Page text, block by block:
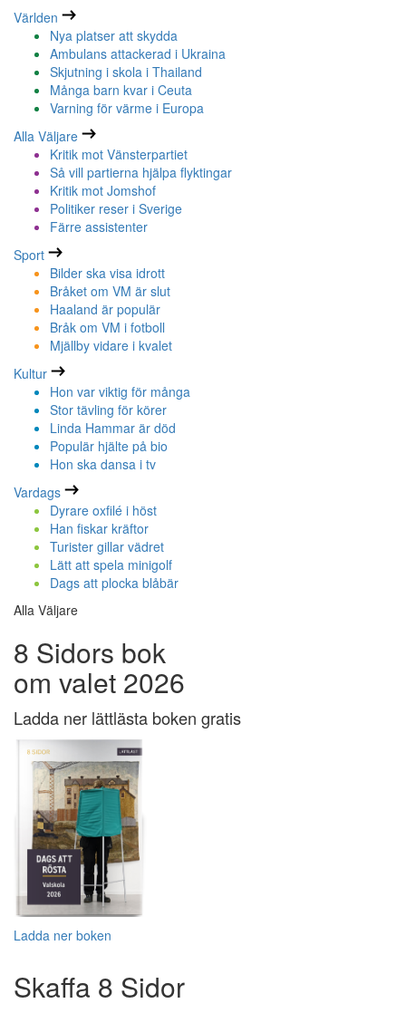
Världen
Nya platser att skydda
Ambulans attackerad i Ukraina
Skjutning i skola i Thailand
Många barn kvar i Ceuta
Varning för värme i Europa
Alla Väljare
Kritik mot Vänsterpartiet
Så vill partierna hjälpa flyktingar
Kritik mot Jomshof
Politiker reser i Sverige
Färre assistenter
Sport
Bilder ska visa idrott
Bråket om VM är slut
Haaland är populär
Bråk om VM i fotboll
Mjällby vidare i kvalet
Kultur
Hon var viktig för många
Stor tävling för körer
Linda Hammar är död
Populär hjälte på bio
Hon ska dansa i tv
Vardags
Dyrare oxfilé i höst
Han fiskar kräftor
Turister gillar vädret
Lätt att spela minigolf
Dags att plocka blåbär
Alla Väljare
8 Sidors bok
om valet 2026
Ladda ner lättlästa boken gratis
Ladda ner boken
Skaffa 8 Sidor